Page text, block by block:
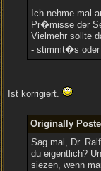
Ich nehme mal
Pr�misse der
Vielmehr sollte
- stimmt�s
Ist korrigiert.
Originally
Sag mal, Dr.
du eigentlich?
siezen, wenn